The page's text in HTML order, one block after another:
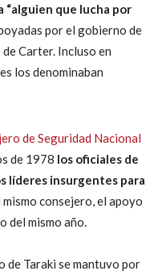
“alguien que lucha por
por el gobierno de
Carter. Incluso en
los denominaban
de Seguridad Nacional
de 1978 los oficiales de
líderes insurgentes para
mismo consejero, el apoyo
del mismo año.
de Taraki se mantuvo por